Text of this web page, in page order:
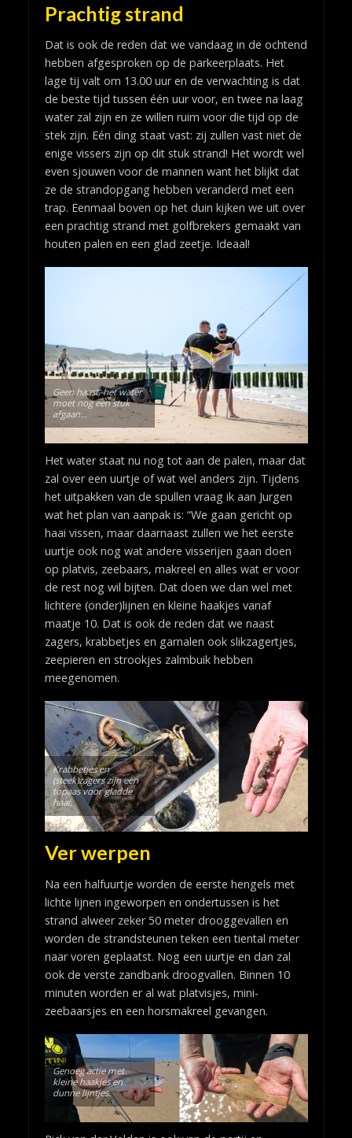
Prachtig strand
Dat is ook de reden dat we vandaag in de ochtend
hebben afgesproken op de parkeerplaats. Het
lage tij valt om 13.00 uur en de verwachting is dat
de beste tijd tussen één uur voor, en twee na laag
water zal zijn en ze willen ruim voor die tijd op de
stek zijn. Eén ding staat vast: zij zullen vast niet de
enige vissers zijn op dit stuk strand! Het wordt wel
even sjouwen voor de mannen want het blijkt dat
ze de strandopgang hebben veranderd met een
trap. Eenmaal boven op het duin kijken we uit over
een prachtig strand met golfbrekers gemaakt van
houten palen en een glad zeetje. Ideaal!
Geen haast, het water
moet nog een stuk
afgaan…
Het water staat nu nog tot aan de palen, maar dat
zal over een uurtje of wat wel anders zijn. Tijdens
het uitpakken van de spullen vraag ik aan Jurgen
wat het plan van aanpak is: “We gaan gericht op
haai vissen, maar daarnaast zullen we het eerste
uurtje ook nog wat andere visserijen gaan doen
op platvis, zeebaars, makreel en alles wat er voor
de rest nog wil bijten. Dat doen we dan wel met
lichtere (onder)lijnen en kleine haakjes vanaf
maatje 10. Dat is ook de reden dat we naast
zagers, krabbetjes en garnalen ook slikzagertjes,
zeepieren en strookjes zalmbuik hebben
meegenomen.
Krabbetjes en
(steek)zagers zijn een
topaas voor gladde
haai.
Ver werpen
Na een halfuurtje worden de eerste hengels met
lichte lijnen ingeworpen en ondertussen is het
strand alweer zeker 50 meter drooggevallen en
worden de strandsteunen teken een tiental meter
naar voren geplaatst. Nog een uurtje en dan zal
ook de verste zandbank droogvallen. Binnen 10
minuten worden er al wat platvisjes, mini-
zeebaarsjes en een horsmakreel gevangen.
Genoeg actie met
kleine haakjes en
dunne lijntjes.